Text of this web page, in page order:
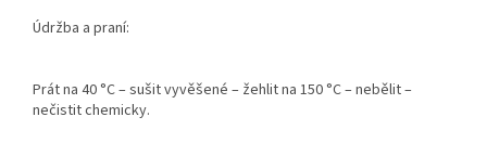
Údržba a praní:
Prát na 40 °C – sušit vyvěšené – žehlit na 150 °C – nebělit –
nečistit chemicky.